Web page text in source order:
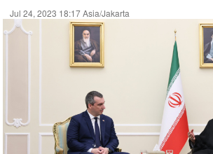
Jul 24, 2023 18:17 Asia/Jakarta